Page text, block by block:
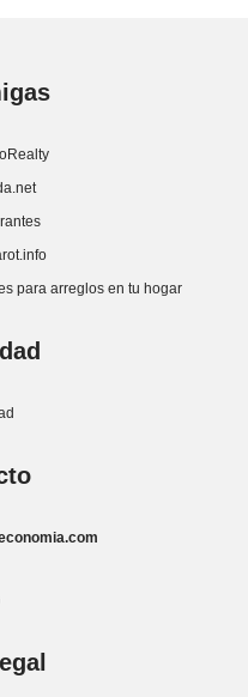
para arreglos en tu hogar